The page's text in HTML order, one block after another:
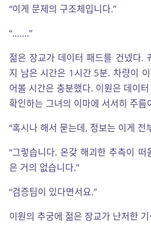
“이게 문제의 구조체입니다.”
“…….”
젊은 장교가 데이터 패드를 건넸다.
지 남은 시간은 1시간 5분. 차량이
어볼 시간은 충분했다. 이원은 데이
확인하는 그녀의 이마에 서서히 주름
“혹시나 해서 묻는데, 정보는 이게 전
“그렇습니다. 온갖 해괴한 추측이
은 거의 없습니다.”
“검증팀이 있다면서요.”
이원의 추궁에 젊은 장교가 난처한